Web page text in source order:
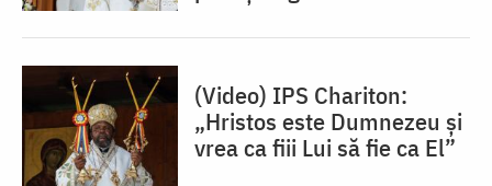
(Video) IPS Chariton:
„Hristos este Dumnezeu și
vrea ca fiii Lui să fie ca El”